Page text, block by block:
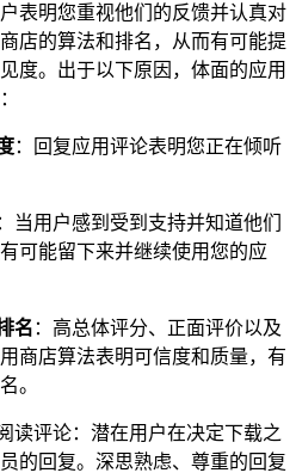
表明您重视他们的反馈并认真对
店的算法和排名，从而有可能提
度。出于以下原因，体面的应用
：回复应用评论表明您正在倾听
：当用户感到受到支持并知道他们
可能留下来并继续使用您的应
名 ：高总体评分、正面评价以及
商店算法表明可信度和质量，有
。
读评论：潜在用户在决定下载之
的回复。深思熟虑、尊重的回复